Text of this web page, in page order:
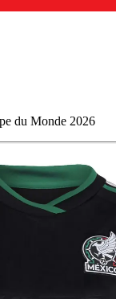
du Monde 2026